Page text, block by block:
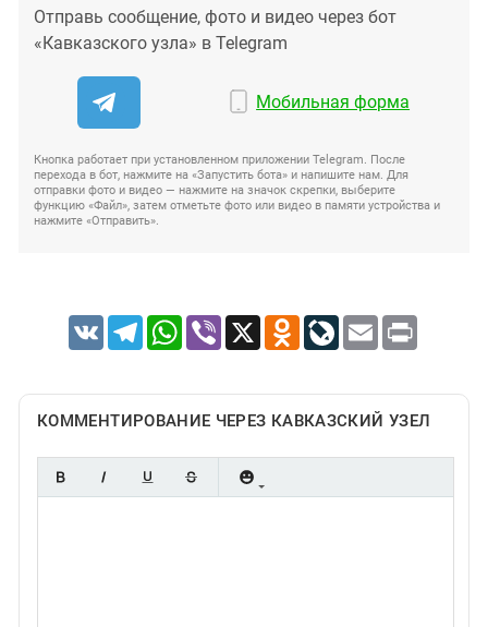
Отправь сообщение, фото и видео через бот
«Кавказского узла» в Telegram
Мобильная форма
Кнопка работает при установленном приложении Telegram. После
перехода в бот, нажмите на «Запустить бота» и напишите нам. Для
отправки фото и видео — нажмите на значок скрепки, выберите
функцию «Файл», затем отметьте фото или видео в памяти устройства и
нажмите «Отправить».
VK TelegramWhatsApp
Viber X Odnoklassniki
LiveJournal
Email Print
КОММЕНТИРОВАНИЕ ЧЕРЕЗ КАВКАЗСКИЙ УЗЕЛ